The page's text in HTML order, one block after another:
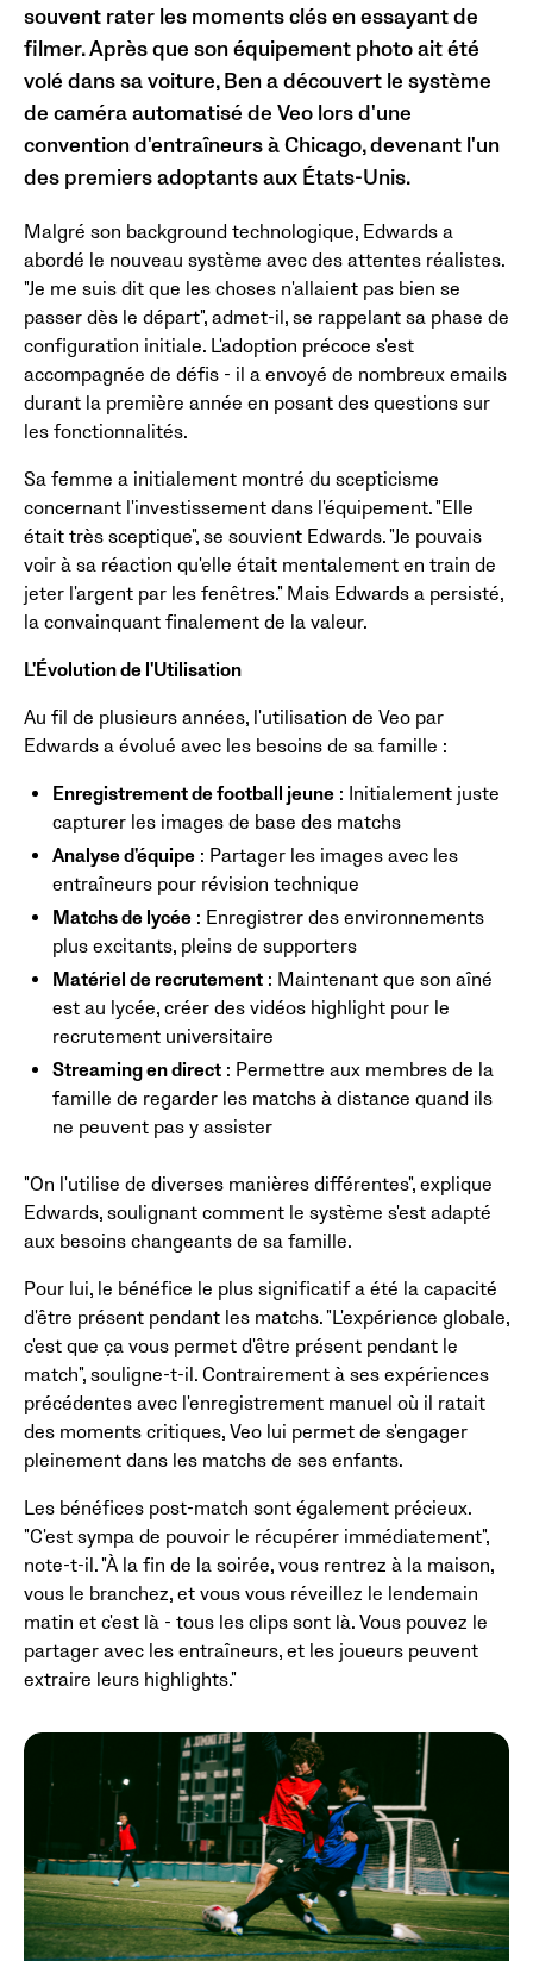
souvent rater les moments clés en essayant de
filmer. Après que son équipement photo ait été
volé dans sa voiture, Ben a découvert le système
de caméra automatisé de Veo lors d'une
convention d'entraîneurs à Chicago, devenant l'un
des premiers adoptants aux États-Unis.
Malgré son background technologique, Edwards a
abordé le nouveau système avec des attentes réalistes.
"Je me suis dit que les choses n'allaient pas bien se
passer dès le départ", admet-il, se rappelant sa phase de
configuration initiale. L'adoption précoce s'est
accompagnée de défis - il a envoyé de nombreux emails
durant la première année en posant des questions sur
les fonctionnalités.
Sa femme a initialement montré du scepticisme
concernant l'investissement dans l'équipement. "Elle
était très sceptique", se souvient Edwards. "Je pouvais
voir à sa réaction qu'elle était mentalement en train de
jeter l'argent par les fenêtres." Mais Edwards a persisté,
la convainquant finalement de la valeur.
L'Évolution de l'Utilisation
Au fil de plusieurs années, l'utilisation de Veo par
Edwards a évolué avec les besoins de sa famille :
Enregistrement de football jeune : Initialement juste
capturer les images de base des matchs
Analyse d'équipe : Partager les images avec les
entraîneurs pour révision technique
Matchs de lycée : Enregistrer des environnements
plus excitants, pleins de supporters
Matériel de recrutement : Maintenant que son aîné
est au lycée, créer des vidéos highlight pour le
recrutement universitaire
Streaming en direct : Permettre aux membres de la
famille de regarder les matchs à distance quand ils
ne peuvent pas y assister
"On l'utilise de diverses manières différentes", explique
Edwards, soulignant comment le système s'est adapté
aux besoins changeants de sa famille.
Pour lui, le bénéfice le plus significatif a été la capacité
d'être présent pendant les matchs. "L'expérience globale,
c'est que ça vous permet d'être présent pendant le
match", souligne-t-il. Contrairement à ses expériences
précédentes avec l'enregistrement manuel où il ratait
des moments critiques, Veo lui permet de s'engager
pleinement dans les matchs de ses enfants.
Les bénéfices post-match sont également précieux.
"C'est sympa de pouvoir le récupérer immédiatement",
note-t-il. "À la fin de la soirée, vous rentrez à la maison,
vous le branchez, et vous vous réveillez le lendemain
matin et c'est là - tous les clips sont là. Vous pouvez le
partager avec les entraîneurs, et les joueurs peuvent
extraire leurs highlights."